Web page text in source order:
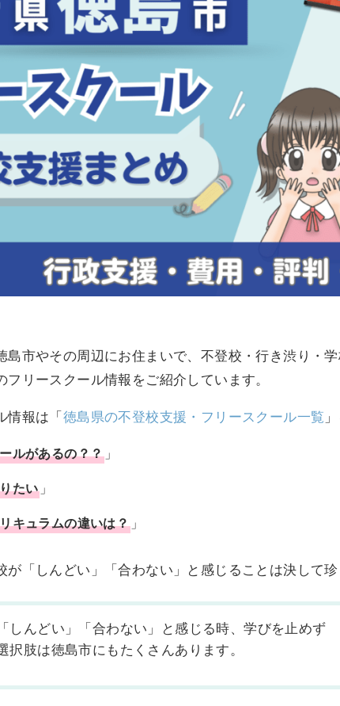
島市やその周辺にお住まいで、不登校・行き渋り・
リースクール情報をご紹介しています。
情報は「徳島県の不登校支援・フリースクール一覧
ルがあるの？？ 」
たい 」
キュラムの違いは？ 」
「しんどい」「合わない」と感じることは決して珍
しんどい」「合わない」と感じる時、学びを止めず
択肢は徳島市にもたくさんあります。